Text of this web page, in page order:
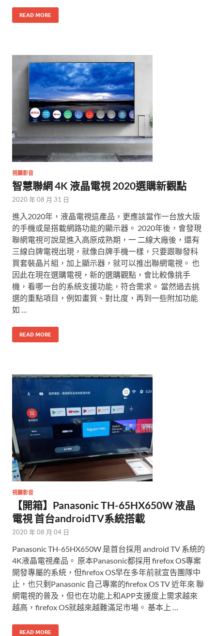
READ MORE
視聽影音
智慧聯網 4K 液晶電視 2020選購新觀點
2020 年 08 月 31 日
進入2020年，液晶電視這產品，更應該當作一台放大版
的手機或是搭載網路功能的顯示器。 2020年後，會發現
聯網電視可說是進入高原成熟期，一 二線大廠後，還有
三線白牌電視出現，就像白牌手機一樣，只要跟聯發科
買套裝晶片組，加上顯示器，就可以推出聯網電視。 也
因此在現在選購電視，新的選購觀點，會比較像挑手
機，看哪一台的系統支援功能，符合需求。 當然過去挑
選的重點項目，例如畫質、對比度，再到一些附加功能
如 …
READ MORE
視聽影音
【開箱】Panasonic TH-65HX650W 液晶
電視 首台androidTV系統搭載
2020 年 08 月 04 日
Panasonic TH-65HX650W 是首台採用 android TV 系統的
4K液晶電視產品。 原本Panasonic都採用 firefox OS專案
開發專屬的系統，但firefox OS早在多年前就宣告團隊中
止，也只剩Panasonic 自己專案的firefox OS TV 近年來 聯
網電視的普及，但也在功能上和APP支援度上需求越來
越高，firefox OS就越來越難滿足市場。 基本上 …
READ MORE